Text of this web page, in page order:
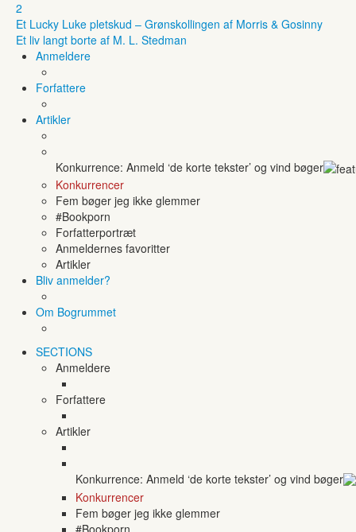
2
Et Lucky Luke pletskud – Grønskollingen af Morris & Gosinny
Et liv langt borte af M. L. Stedman
Anmeldere
Forfattere
Artikler
Konkurrence: Anmeld ‘de korte tekster’ og vind bøger
Konkurrencer
Fem bøger jeg ikke glemmer
#Bookporn
Forfatterportræt
Anmeldernes favoritter
Artikler
Bliv anmelder?
Om Bogrummet
SECTIONS
Anmeldere
Forfattere
Artikler
Konkurrence: Anmeld ‘de korte tekster’ og vind bøger
Konkurrencer
Fem bøger jeg ikke glemmer
#Bookporn